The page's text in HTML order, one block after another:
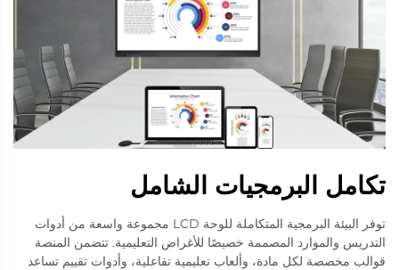
تكامل البرمجيات الشامل
توفر البيئة البرمجية المتكاملة للوحة LCD مجموعة واسعة من أدوات
التدريس والموارد المصممة خصيصًا للأغراض التعليمية. تتضمن المنصة
قوالب مخصصة لكل مادة، وألعاب تعليمية تفاعلية، وأدوات تقييم تساعد